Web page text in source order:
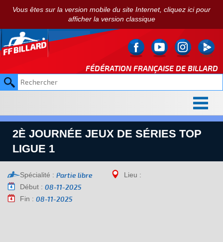
Vous êtes sur la version mobile du site Internet, cliquez ici pour
afficher la version classique
FÉDÉRATION FRANÇAISE DE BILLARD
2È JOURNÉE JEUX DE SÉRIES TOP
LIGUE 1
Spécialité : Partie libre
Début : 08-11-2025
Fin : 08-11-2025
Lieu :